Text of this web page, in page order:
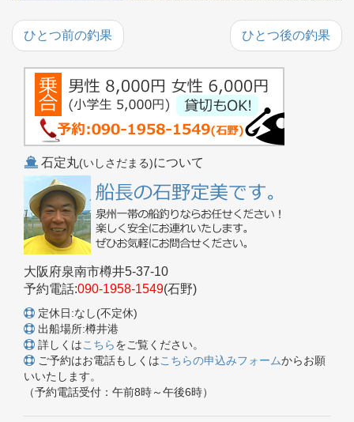
ひとつ前の釣果 ひとつ後の釣果
石定丸(いしさだまる)について
大阪府泉南市樽井5-37-10
予約電話:090-1958-1549(石野)
定休日:なし(不定休)
出船場所:樽井港
詳しくはこちらをご覧ください。
ご予約はお電話もしくはこちらの申込みフォームからお願
いいたします。
（予約電話受付：午前8時～午後6時）